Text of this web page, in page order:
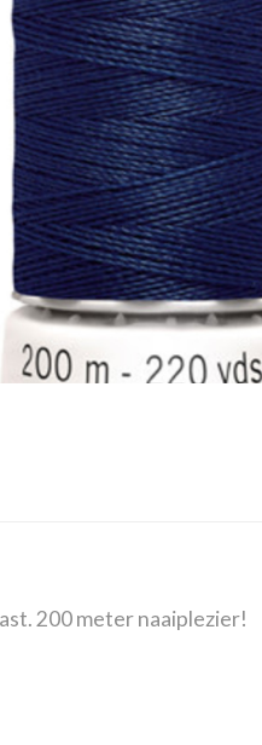
200 meter naaiplezier!